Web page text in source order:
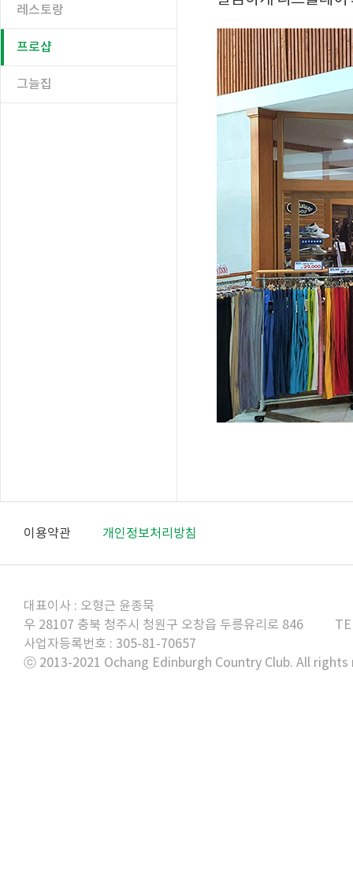
레스토랑
프로샵
그늘집
이용약관 개인정보처리방침
대표이사 : 오형근 윤종묵
우 28107 충북 청주시 청원구 오창읍 두릉유리로 846
사업자등록번호 : 305-81-70657
ⓒ 2013-2021 Ochang Edinburgh Country Club. All rights